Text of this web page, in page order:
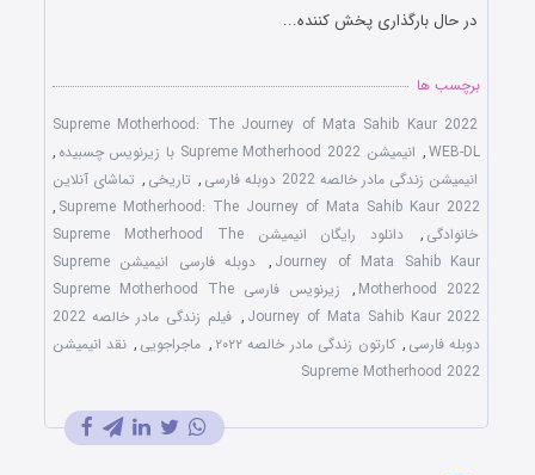
در حال بارگذاری پخش کننده...
برچسب ها
Supreme Motherhood: The Journey of Mata Sahib Kaur 2022
WEB-DL
, انیمیشن Supreme Motherhood 2022 با زیرنویس چسبیده
,
انیمیشن زندگی مادر خالصه 2022 دوبله فارسی
, تاریخی , تماشای آنلاین
Supreme Motherhood: The Journey of Mata Sahib Kaur 2022
,
خانوادگی ,
دانلود رایگان انیمیشن Supreme Motherhood The
Journey of Mata Sahib Kaur
,
دوبله فارسی انیمیشن Supreme
Motherhood 2022
,
زیرنویس فارسی Supreme Motherhood The
Journey of Mata Sahib Kaur 2022
,
فیلم زندگی مادر خالصه 2022
دوبله فارسی , کارتون زندگی مادر خالصه ۲۰۲۲ , ماجراجویی , نقد انیمیشن
Supreme Motherhood 2022